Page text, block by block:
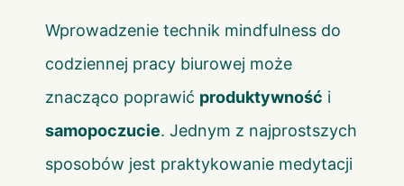
Wprowadzenie technik mindfulness do
codziennej pracy biurowej może
znacząco poprawić produktywność i
samopoczucie. Jednym z najprostszych
sposobów jest praktykowanie medytacji